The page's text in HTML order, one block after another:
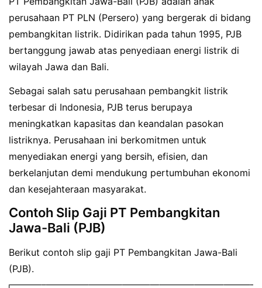
perusahaan PT PLN (Persero) yang bergerak di bidang
pembangkitan listrik. Didirikan pada tahun 1995, PJB
bertanggung jawab atas penyediaan energi listrik di
wilayah Jawa dan Bali.
Sebagai salah satu perusahaan pembangkit listrik
terbesar di Indonesia, PJB terus berupaya
meningkatkan kapasitas dan keandalan pasokan
listriknya. Perusahaan ini berkomitmen untuk
menyediakan energi yang bersih, efisien, dan
berkelanjutan demi mendukung pertumbuhan ekonomi
dan kesejahteraan masyarakat.
Contoh Slip Gaji PT Pembangkitan
Jawa-Bali (PJB)
Berikut contoh slip gaji PT Pembangkitan Jawa-Bali
(PJB).